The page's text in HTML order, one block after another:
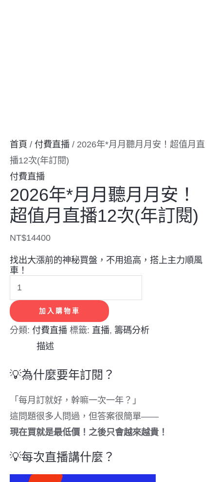
首頁 / 付費直播 / 2026年*月月聽月月安！超值月直
播12次(年訂閱)
付費直播
2026年*月月聽月月安！
超值月直播12次(年訂閱)
NT$14400
找出大漲前的神秘買盤，不用追高，搭上主力順風
車！
加入購物車
分類: 付費直播 標籤: 直播, 籌碼分析
描述
💡為什麼要年訂閱？
「每月訂就好，幹嘛一次一年？」
這問題很多人問過，但答案很簡單——
現在買就是最低價！之後只會越來越貴！
💡每次直播講什麼？